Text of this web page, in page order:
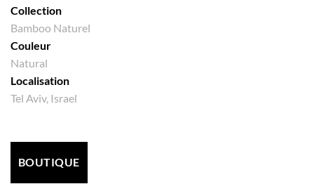
Collection
Bamboo Naturel
Couleur
Natural
Localisation
Tel Aviv, Israel
BOUTIQUE